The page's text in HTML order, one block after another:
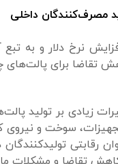
مصرف‌کنندگان داخلی
نرخ دلار و به
تقاضا برای پالت‌های
زیادی بر تولید
سوخت و نیروی
رقابتی